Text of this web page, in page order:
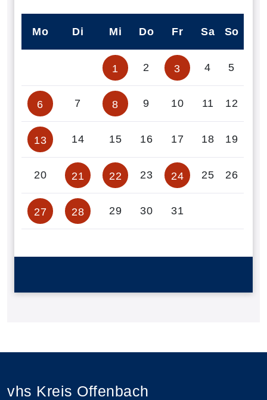
Mo Di Mi Do Fr Sa So
1 2 3 4 5
6 7 8 9 10 11 12
13 14 15 16 17 18 19
20 21 22 23 24 25 26
27 28 29 30 31
vhs Kreis Offenbach